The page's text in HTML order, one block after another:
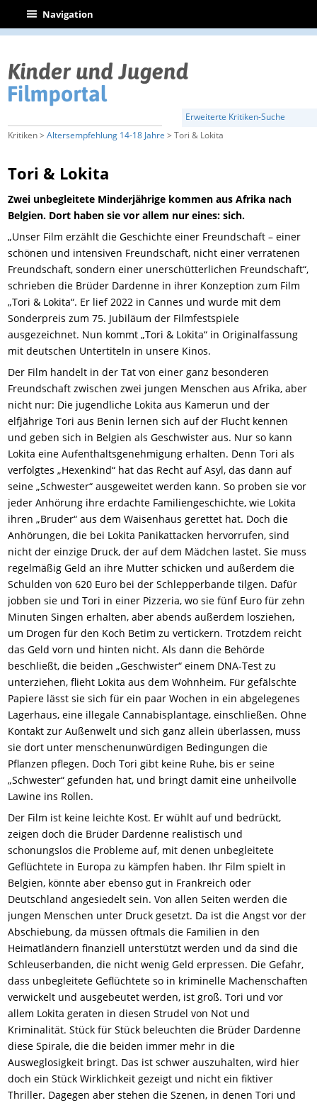
| Navigation
Erweiterte Kritiken-Suche
Kritiken >Altersempfehlung 14-18 Jahre > Tori & Lokita
Tori & Lokita
Zwei unbegleitete Minderjährige kommen aus Afrika nach
Belgien. Dort haben sie vor allem nur eines: sich.
„Unser Film erzählt die Geschichte einer Freundschaft – einer
schönen und intensiven Freundschaft, nicht einer verratenen
Freundschaft, sondern einer unerschütterlichen Freundschaft“,
schrieben die Brüder Dardenne in ihrer Konzeption zum Film
„Tori & Lokita“. Er lief 2022 in Cannes und wurde mit dem
Sonderpreis zum 75. Jubiläum der Filmfestspiele
ausgezeichnet. Nun kommt „Tori & Lokita“ in Originalfassung
mit deutschen Untertiteln in unsere Kinos.
Der Film handelt in der Tat von einer ganz besonderen
Freundschaft zwischen zwei jungen Menschen aus Afrika, aber
nicht nur: Die jugendliche Lokita aus Kamerun und der
elfjährige Tori aus Benin lernen sich auf der Flucht kennen
und geben sich in Belgien als Geschwister aus. Nur so kann
Lokita eine Aufenthaltsgenehmigung erhalten. Denn Tori als
verfolgtes „Hexenkind“ hat das Recht auf Asyl, das dann auf
seine „Schwester“ ausgeweitet werden kann. So proben sie vor
jeder Anhörung ihre erdachte Familiengeschichte, wie Lokita
ihren „Bruder“ aus dem Waisenhaus gerettet hat. Doch die
Anhörungen, die bei Lokita Panikattacken hervorrufen, sind
nicht der einzige Druck, der auf dem Mädchen lastet. Sie muss
regelmäßig Geld an ihre Mutter schicken und außerdem die
Schulden von 620 Euro bei der Schlepperbande tilgen. Dafür
jobben sie und Tori in einer Pizzeria, wo sie fünf Euro für zehn
Minuten Singen erhalten, aber abends außerdem losziehen,
um Drogen für den Koch Betim zu vertickern. Trotzdem reicht
das Geld vorn und hinten nicht. Als dann die Behörde
beschließt, die beiden „Geschwister“ einem DNA-Test zu
unterziehen, flieht Lokita aus dem Wohnheim. Für gefälschte
Papiere lässt sie sich für ein paar Wochen in ein abgelegenes
Lagerhaus, eine illegale Cannabisplantage, einschließen. Ohne
Kontakt zur Außenwelt und sich ganz allein überlassen, muss
sie dort unter menschenunwürdigen Bedingungen die
Pflanzen pflegen. Doch Tori gibt keine Ruhe, bis er seine
„Schwester“ gefunden hat, und bringt damit eine unheilvolle
Lawine ins Rollen.
Der Film ist keine leichte Kost. Er wühlt auf und bedrückt,
zeigen doch die Brüder Dardenne realistisch und
schonungslos die Probleme auf, mit denen unbegleitete
Geflüchtete in Europa zu kämpfen haben. Ihr Film spielt in
Belgien, könnte aber ebenso gut in Frankreich oder
Deutschland angesiedelt sein. Von allen Seiten werden die
jungen Menschen unter Druck gesetzt. Da ist die Angst vor der
Abschiebung, da müssen oftmals die Familien in den
Heimatländern finanziell unterstützt werden und da sind die
Schleuserbanden, die nicht wenig Geld erpressen. Die Gefahr,
dass unbegleitete Geflüchtete so in kriminelle Machenschaften
verwickelt und ausgebeutet werden, ist groß. Tori und vor
allem Lokita geraten in diesen Strudel von Not und
Kriminalität. Stück für Stück beleuchten die Brüder Dardenne
diese Spirale, die die beiden immer mehr in die
Ausweglosigkeit bringt. Das ist schwer auszuhalten, wird hier
doch ein Stück Wirklichkeit gezeigt und nicht ein fiktiver
Thriller. Dagegen aber stehen die Szenen, in denen Tori und